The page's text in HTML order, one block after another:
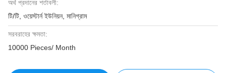
অর্থ প্রদানের শর্তাবলী:
টি/টি, ওয়েস্টার্ন ইউনিয়ন, মানিগ্রাম
সরবরাহের ক্ষমতা:
10000 Pieces/ Month